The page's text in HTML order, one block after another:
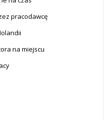
pracodawcę
na miejscu